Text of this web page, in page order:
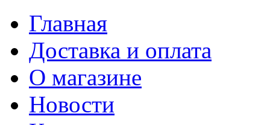
Главная
Доставка и оплата
О магазине
Новости